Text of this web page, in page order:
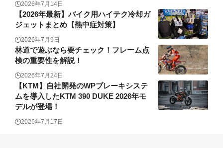
2026年7月14日
【2026年最新】バイク用ハイテク冷却ガ
ジェットまとめ【熱中症対策】
2026年7月9日
林道で遊ぶなら要チェック！フレーム点
検の重要性を解説！
2026年7月24日
【KTM】自社開発のWPブレーキシステ
ムを導入したKTM 390 DUKE 2026年モ
デルが登場！
2026年7月17日